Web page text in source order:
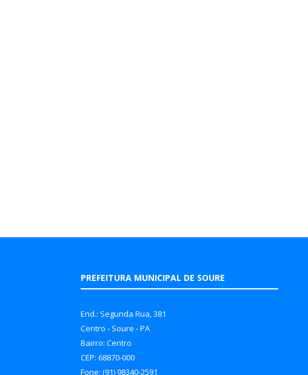
PREFEITURA MUNICIPAL DE SOURE
End.: Segunda Rua, 381
Centro - Soure - PA
Bairro: Centro
CEP: 68870-000
Fone: (91) 98340-2591